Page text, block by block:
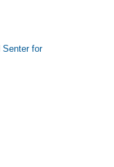
Senter for